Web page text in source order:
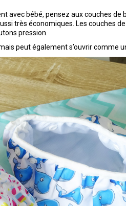
avec bébé, pensez aux couches de
très économiques. Les couches
pression.
peut également s’ouvrir comme